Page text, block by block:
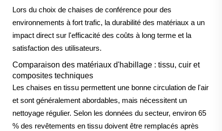
Lors du choix de chaises de conférence pour des
environnements à fort trafic, la durabilité des matériaux a un
impact direct sur l'efficacité des coûts à long terme et la
satisfaction des utilisateurs.
Comparaison des matériaux d'habillage : tissu, cuir et
composites techniques
Les chaises en tissu permettent une bonne circulation de l'air
et sont généralement abordables, mais nécessitent un
nettoyage régulier. Selon les données du secteur, environ 65
% des revêtements en tissu doivent être remplacés après